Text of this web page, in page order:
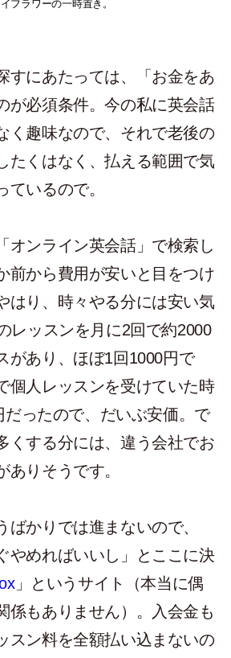
フラワーの一時置き。
すにあたっては、「お金をあ
が必須条件。今の私に英会話
く趣味なので、それで老後の
たくはなく、払える範囲で気
ているので。
オンライン英会話」で検索し
前から費用が安いと目をつけ
はり、時々やる分には安い気
レッスンを月に2回で約2000
があり、ほぼ1回1000円で
個人レッスンを受けていた時
だったので、だいぶ安価。で
くする分には、違う会社でお
ありそうです。
ばかりでは進まないので、
やめればいいし」とここに決
」というサイト（本当に偶
係もありません）。入会金も
スン料を全額払い込まないの